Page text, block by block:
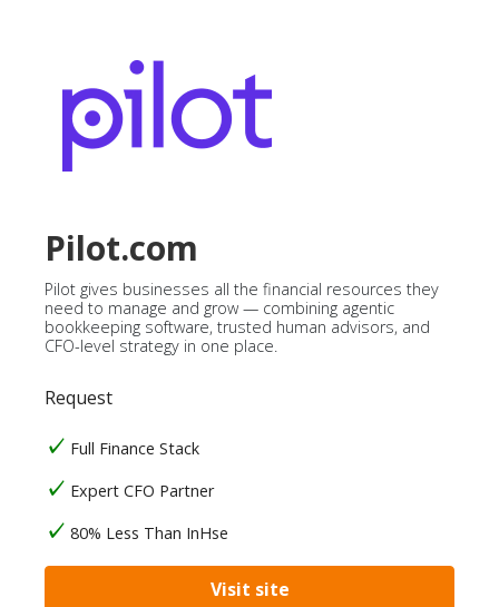
Pilot.com
Pilot gives businesses all the financial resources they
need to manage and grow — combining agentic
bookkeeping software, trusted human advisors, and
CFO-level strategy in one place.
Request
Full Finance Stack
Expert CFO Partner
80% Less Than InHse
Visit site